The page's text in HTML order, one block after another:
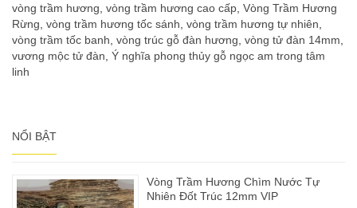
vòng trầm hương, vòng trầm hương cao cấp, Vòng Trầm Hương
Rừng, vòng trầm hương tốc sánh, vòng trầm hương tự nhiên,
vòng trầm tốc banh, vòng trúc gỗ đàn hương, vòng tử đàn 14mm,
vương mộc tử đàn, Ý nghĩa phong thủy gỗ ngọc am trong tâm
linh
NỔI BẬT
Vòng Trầm Hương Chìm Nước Tự
Nhiên Đốt Trúc 12mm VIP